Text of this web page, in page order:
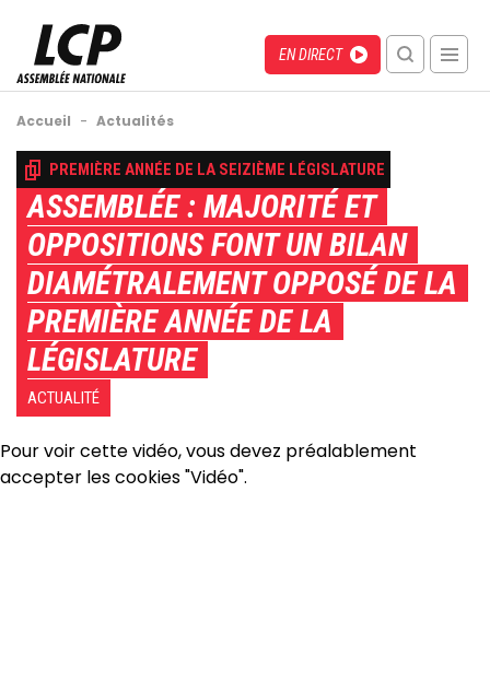
contenu
principal
Menu
recherche
mobile
Direct
EN DIRECT
Fil
d'Ariane
Accueil - Actualités
Back
to
top
PREMIÈRE ANNÉE DE LA SEIZIÈME LÉGISLATURE
ASSEMBLÉE : MAJORITÉ ET
OPPOSITIONS FONT UN BILAN
DIAMÉTRALEMENT OPPOSÉ DE LA
PREMIÈRE ANNÉE DE LA
LÉGISLATURE
ACTUALITÉ
Pour voir cette vidéo, vous devez préalablement
accepter les cookies "Vidéo".